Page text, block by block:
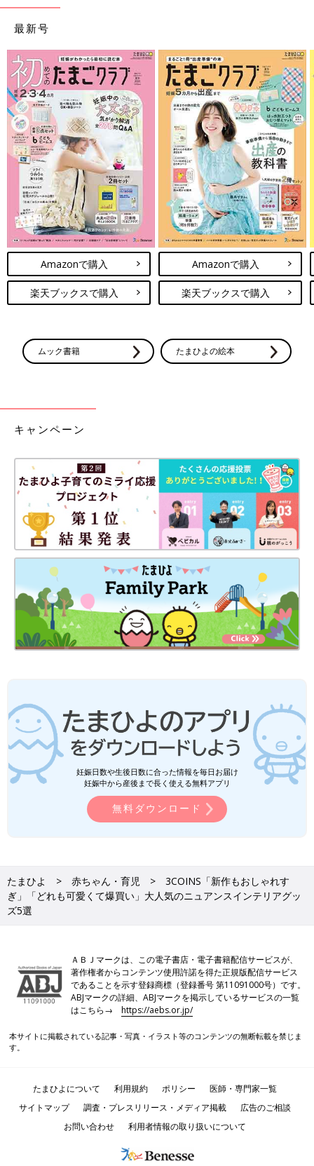
最新号
Amazonで購入
楽天ブックスで購入
Amazonで購入
楽天ブックスで購入
ムック書籍 たまひよの絵本
キャンペーン
妊娠日数や生後日数に合った情報を毎日お届け
妊娠中から産後まで長く使える無料アプリ
無料ダウンロード
たまひよ 赤ちゃん・育児
3COINS「新作もおしゃれす
ぎ」「どれも可愛くて爆買い」大人気のニュアンスインテリアグッ
ズ5選
ＡＢＪマークは、この電子書店・電子書籍配信サービスが、
著作権者からコンテンツ使用許諾を得た正規版配信サービス
であることを示す登録商標（登録番号 第11091000号）です。
ABJマークの詳細、ABJマークを掲示しているサービスの一覧
はこちら→https://aebs.or.jp/
本サイトに掲載されている記事・写真・イラスト等のコンテンツの無断転載を禁じま
す。
たまひよについて 利用規約 ポリシー
医師・専門家一覧
サイトマップ
調査・プレスリリース・メディア掲載
広告のご相談
お問い合わせ
利用者情報の取り扱いについて